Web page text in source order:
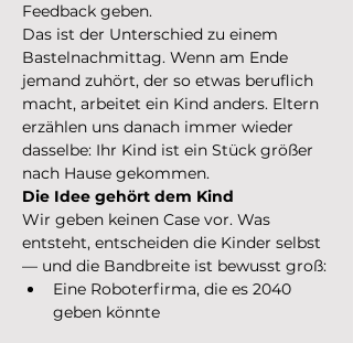
Feedback geben.
Das ist der Unterschied zu einem
Bastelnachmittag. Wenn am Ende
jemand zuhört, der so etwas beruflich
macht, arbeitet ein Kind anders. Eltern
erzählen uns danach immer wieder
dasselbe: Ihr Kind ist ein Stück größer
nach Hause gekommen.
Die Idee gehört dem Kind
Wir geben keinen Case vor. Was
entsteht, entscheiden die Kinder selbst
— und die Bandbreite ist bewusst groß:
Eine Roboterfirma, die es 2040
geben könnte